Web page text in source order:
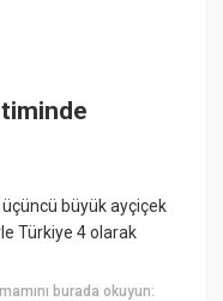
büyük ayçiçek
Türkiye 4 olarak
burada okuyun: